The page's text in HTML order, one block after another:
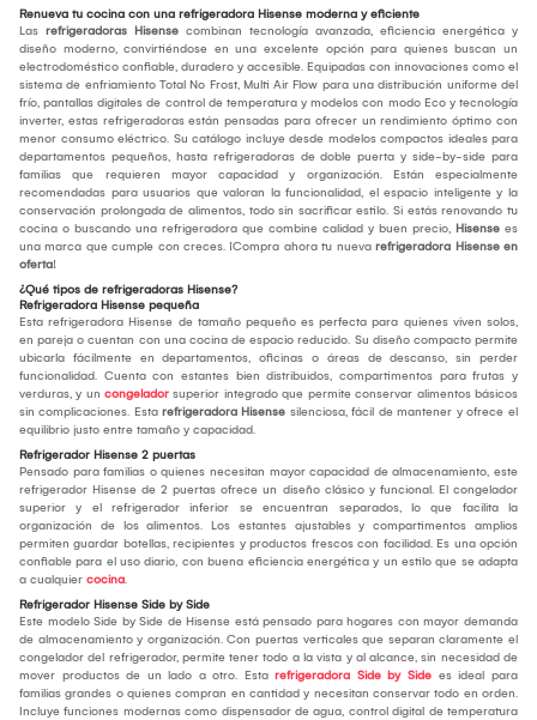
Renueva tu cocina con una refrigeradora Hisense moderna y eficiente
Las refrigeradoras Hisense combinan tecnología avanzada, eficiencia energética y
diseño moderno, convirtiéndose en una excelente opción para quienes buscan un
electrodoméstico confiable, duradero y accesible. Equipadas con innovaciones como el
sistema de enfriamiento Total No Frost, Multi Air Flow para una distribución uniforme del
frío, pantallas digitales de control de temperatura y modelos con modo Eco y tecnología
inverter, estas refrigeradoras están pensadas para ofrecer un rendimiento óptimo con
menor consumo eléctrico. Su catálogo incluye desde modelos compactos ideales para
departamentos pequeños, hasta refrigeradoras de doble puerta y side-by-side para
familias que requieren mayor capacidad y organización. Están especialmente
recomendadas para usuarios que valoran la funcionalidad, el espacio inteligente y la
conservación prolongada de alimentos, todo sin sacrificar estilo. Si estás renovando tu
cocina o buscando una refrigeradora que combine calidad y buen precio, Hisense es
una marca que cumple con creces. ¡Compra ahora tu nueva refrigeradora Hisense en
oferta!
¿Qué tipos de refrigeradoras Hisense?
Refrigeradora Hisense pequeña
Esta refrigeradora Hisense de tamaño pequeño es perfecta para quienes viven solos,
en pareja o cuentan con una cocina de espacio reducido. Su diseño compacto permite
ubicarla fácilmente en departamentos, oficinas o áreas de descanso, sin perder
funcionalidad. Cuenta con estantes bien distribuidos, compartimentos para frutas y
verduras, y un congelador superior integrado que permite conservar alimentos básicos
sin complicaciones. Esta refrigeradora Hisense silenciosa, fácil de mantener y ofrece el
equilibrio justo entre tamaño y capacidad.
Refrigerador Hisense 2 puertas
Pensado para familias o quienes necesitan mayor capacidad de almacenamiento, este
refrigerador Hisense de 2 puertas ofrece un diseño clásico y funcional. El congelador
superior y el refrigerador inferior se encuentran separados, lo que facilita la
organización de los alimentos. Los estantes ajustables y compartimentos amplios
permiten guardar botellas, recipientes y productos frescos con facilidad. Es una opción
confiable para el uso diario, con buena eficiencia energética y un estilo que se adapta
a cualquier cocina.
Refrigerador Hisense Side by Side
Este modelo Side by Side de Hisense está pensado para hogares con mayor demanda
de almacenamiento y organización. Con puertas verticales que separan claramente el
congelador del refrigerador, permite tener todo a la vista y al alcance, sin necesidad de
mover productos de un lado a otro. Esta refrigeradora Side by Side es ideal para
familias grandes o quienes compran en cantidad y necesitan conservar todo en orden.
Incluye funciones modernas como dispensador de agua, control digital de temperatura